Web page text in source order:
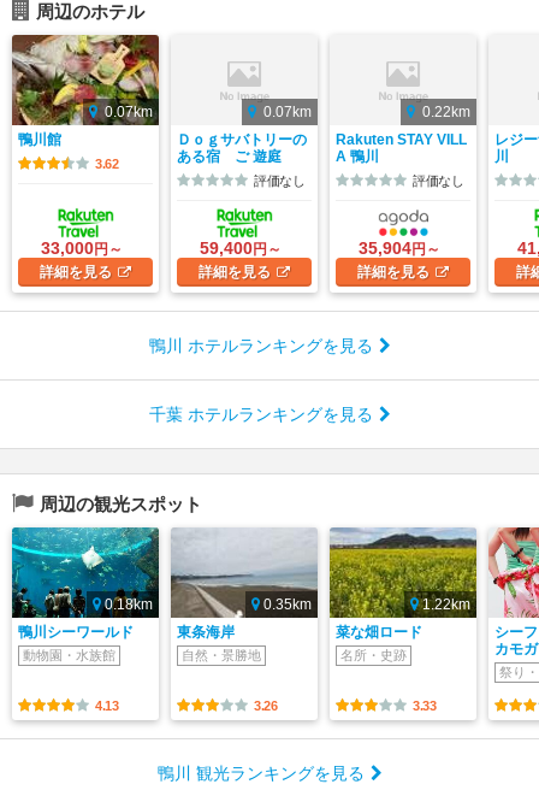
周辺のホテル
0.07km
鴨川館
3.62
33,000円～
詳細を見る
0.07km
Ｄｏｇサバトリーの
ある宿 ご 遊庭
評価なし
59,400円～
詳細を見る
0.22km
Rakuten STAY VILL
A 鴨川
評価なし
35,904円～
詳細を見る
レジ
川
詳
鴨川 ホテルランキングを見る
千葉 ホテルランキングを見る
周辺の観光スポット
0.18km
鴨川シーワールド
動物園・水族館
4.13
0.35km
東条海岸
自然・景勝地
3.26
1.22km
菜な畑ロード
名所・史跡
3.33
シー
カモ
祭り
鴨川 観光ランキングを見る